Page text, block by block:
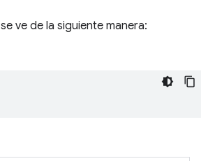
se ve de la siguiente manera: